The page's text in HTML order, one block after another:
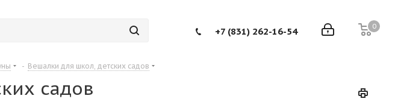
0
+7 (831) 262-16-54
- Вешалки для школ, детских садов
садов